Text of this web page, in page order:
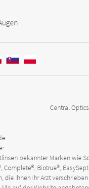
Central
bekannter Marken wie
Complete®, Biotrue®,
die Ihnen Ihr Arzt